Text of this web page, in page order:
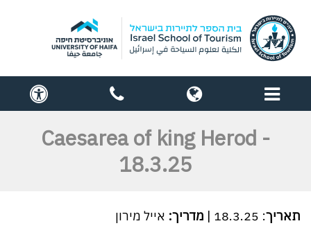
תפריט globe
contact
us
Caesarea of king Herod -
18.3.25
תאריך: 18.3.25 | מדריך: אייל מירון